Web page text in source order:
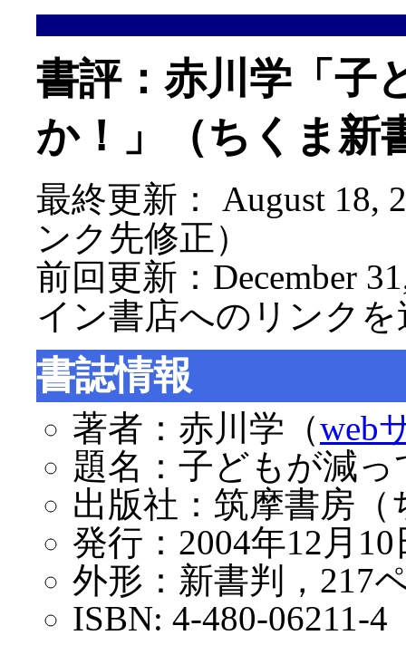
書評：赤川学「子
か！」（ちくま新
最終更新： August 18,
ンク先修正）
前回更新：December
イン書店へのリンクを
書誌情報
著者：赤川学（web
題名：子どもが減
出版社：筑摩書房（
発行：2004年12月
外形：新書判，217
ISBN: 4-480-06211-4